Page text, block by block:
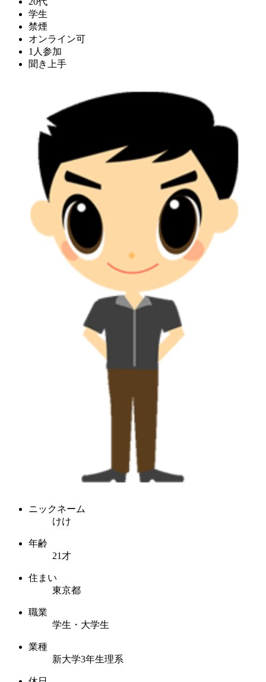
学生
禁煙
オンライン可
1人参加
聞き上手
ニックネーム
けけ
年齢
21才
住まい
東京都
職業
学生・大学生
業種
新大学3年生理系